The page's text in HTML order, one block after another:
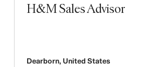
H&M Sales Advisor
Dearborn, United States